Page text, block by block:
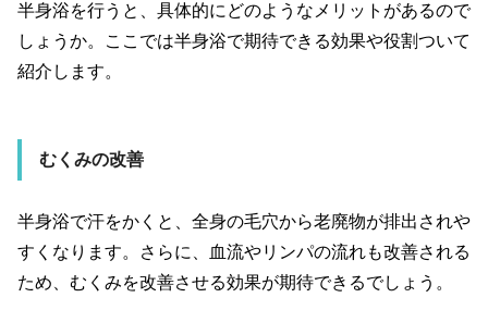
半身浴を行うと、具体的にどのようなメリットがあるので
しょうか。ここでは半身浴で期待できる効果や役割ついて
紹介します。
むくみの改善
半身浴で汗をかくと、全身の毛穴から老廃物が排出されや
すくなります。さらに、血流やリンパの流れも改善される
ため、むくみを改善させる効果が期待できるでしょう。